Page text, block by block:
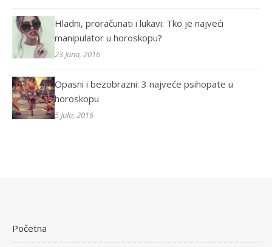
Hladni, proračunati i lukavi: Tko je najveći
manipulator u horoskopu?
23 Juna, 2016
Opasni i bezobrazni: 3 najveće psihopate u
horoskopu
5 Jula, 2016
Početna